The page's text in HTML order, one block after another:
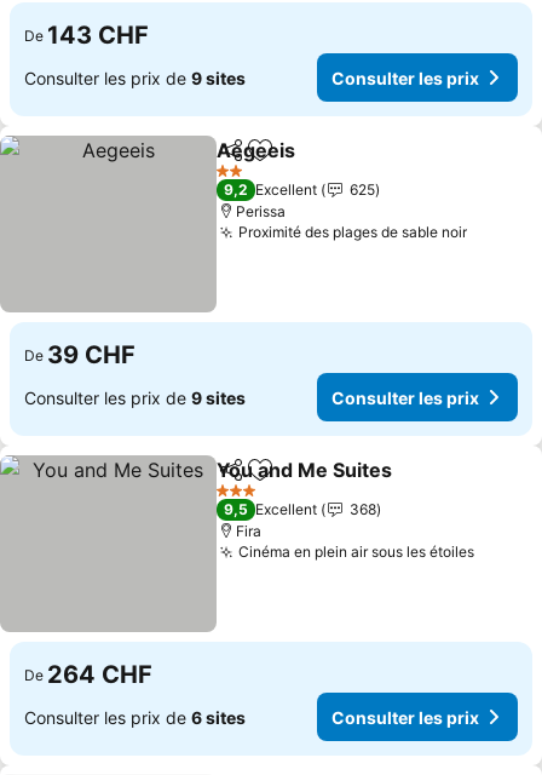
De 143 CHF
Consulter les prix de 9 sites Consulter les prix
PartagerAjouter à mes favoris
Aegeeis
2 Étoiles
9,2 Excellent
625
Perissa
Proximité des plages de sable noir
De 39 CHF
Consulter les prix de 9 sites Consulter les prix
PartagerAjouter à mes favoris
You and Me Suites
3 Étoiles
9,5 Excellent
368
Fira
Cinéma en plein air sous les étoiles
De 264 CHF
Consulter les prix de 6 sites Consulter les prix